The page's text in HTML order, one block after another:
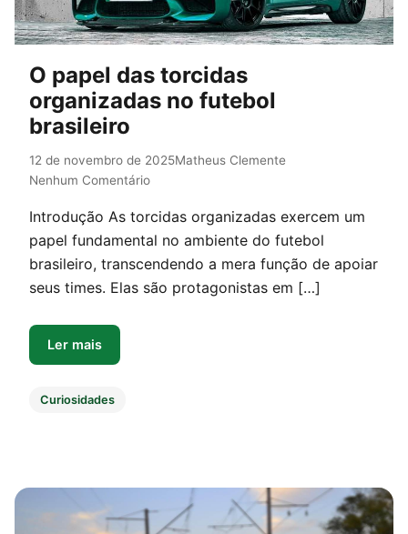
O papel das torcidas
organizadas no futebol
brasileiro
12 de novembro de 2025Matheus Clemente
Nenhum Comentário
Introdução As torcidas organizadas exercem um
papel fundamental no ambiente do futebol
brasileiro, transcendendo a mera função de apoiar
seus times. Elas são protagonistas em […]
Ler mais
Curiosidades